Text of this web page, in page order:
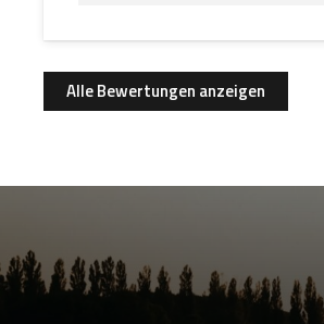
Alle Bewertungen anzeigen